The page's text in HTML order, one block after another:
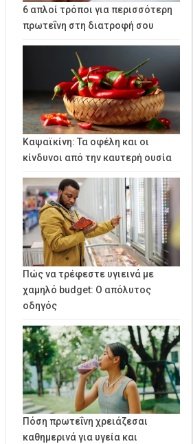
6 απλοί τρόποι για περισσότερη
πρωτεΐνη στη διατροφή σου
Καψαϊκίνη: Τα οφέλη και οι
κίνδυνοι από την καυτερή ουσία
Πώς να τρέφεστε υγιεινά με
χαμηλό budget: Ο απόλυτος
οδηγός
Πόση πρωτεΐνη χρειάζεσαι
καθημερινά για υγεία και